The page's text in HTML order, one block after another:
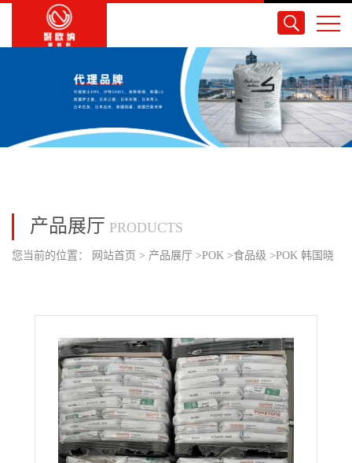
产品展厅 PRODUCTS
您当前的位置： 网站首页 > 产品展厅 >POK >食品级 >POK 韩国晓